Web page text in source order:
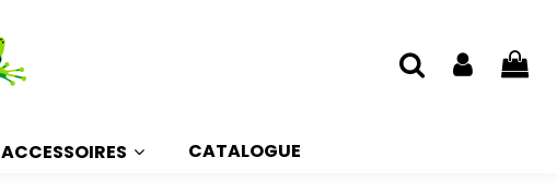
ACCESSOIRES CATALOGUE